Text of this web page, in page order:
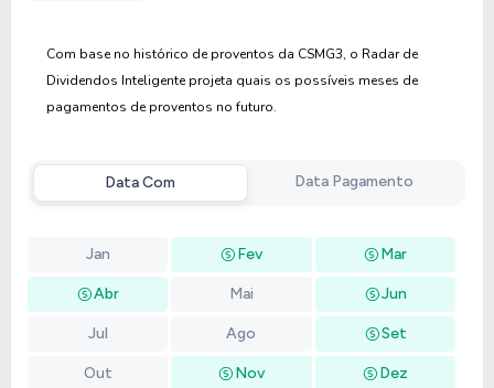
Com base no histórico de proventos da CSMG3, o Radar de
Dividendos Inteligente projeta quais os possíveis meses de
pagamentos de proventos no futuro.
Data Com Data Pagamento
Jan Fev Mar
Abr Mai Jun
Jul Ago Set
Out Nov Dez